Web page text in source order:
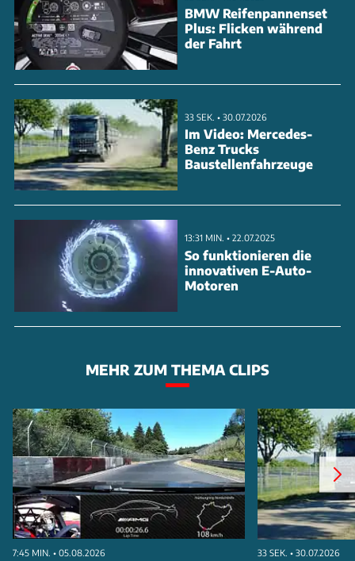
BMW Reifenpannenset
Plus: Flicken während
der Fahrt
33 SEK. • 30.07.2026
Im Video: Mercedes-
Benz Trucks
Baustellenfahrzeuge
13:31 MIN. • 22.07.2025
So funktionieren die
innovativen E-Auto-
Motoren
MEHR ZUM THEMA CLIPS
7:45 MIN. • 05.08.2026 33 SEK. • 30.07.2026